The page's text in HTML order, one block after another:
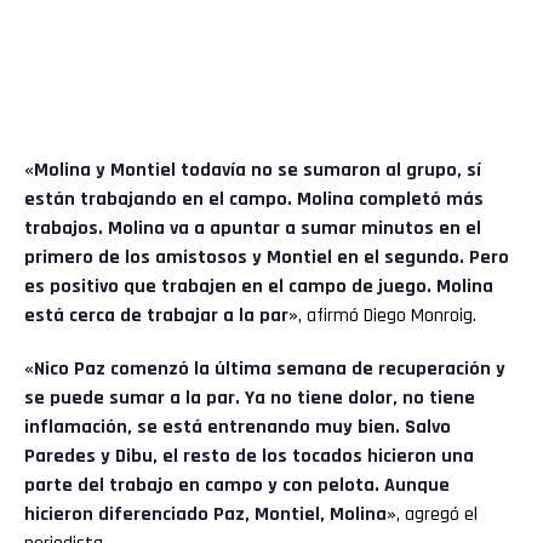
«Molina y Montiel todavía no se sumaron al grupo, sí
están trabajando en el campo. Molina completó más
trabajos. Molina va a apuntar a sumar minutos en el
primero de los amistosos y Montiel en el segundo. Pero
es positivo que trabajen en el campo de juego. Molina
está cerca de trabajar a la par», afirmó Diego Monroig.
«Nico Paz comenzó la última semana de recuperación y
se puede sumar a la par. Ya no tiene dolor, no tiene
inflamación, se está entrenando muy bien. Salvo
Paredes y Dibu, el resto de los tocados hicieron una
parte del trabajo en campo y con pelota. Aunque
hicieron diferenciado Paz, Montiel, Molina», agregó el